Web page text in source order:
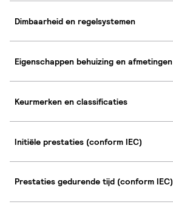
Dimbaarheid en regelsystemen
Eigenschappen behuizing en afmetingen
Keurmerken en classificaties
Initiële prestaties (conform IEC)
Prestaties gedurende tijd (conform IEC)